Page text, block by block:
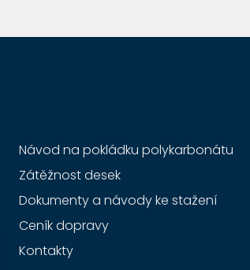
Návod na pokládku polykarbonátu
Zátěžnost desek
Dokumenty a návody ke stažení
Ceník dopravy
Kontakty
Potřebuji pomoct